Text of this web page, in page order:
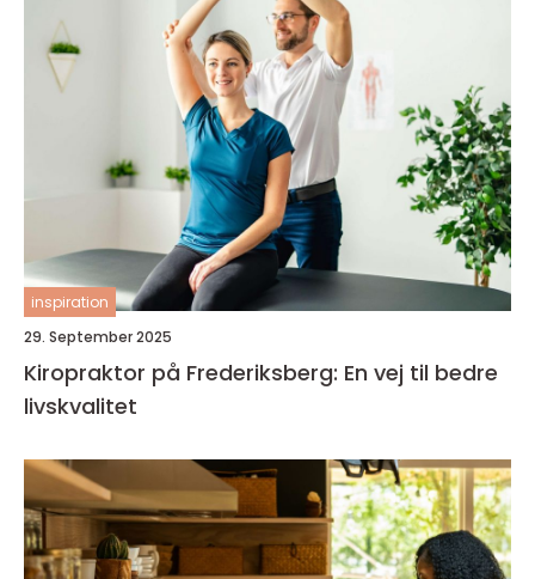
inspiration
29. September 2025
Kiropraktor på Frederiksberg: En vej til bedre
livskvalitet